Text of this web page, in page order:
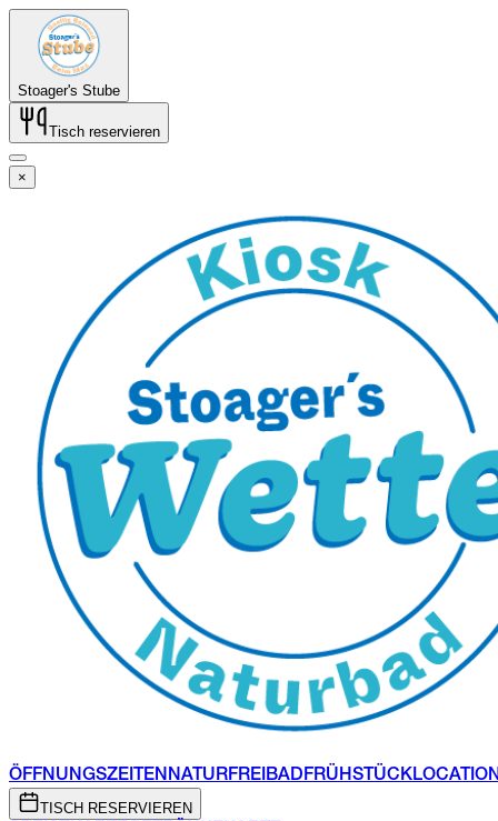
Stoager's Stube
Tisch reservieren
×
ÖFFNUNGSZEITENNATURFREIBADFRÜHSTÜCK
TISCH RESERVIEREN